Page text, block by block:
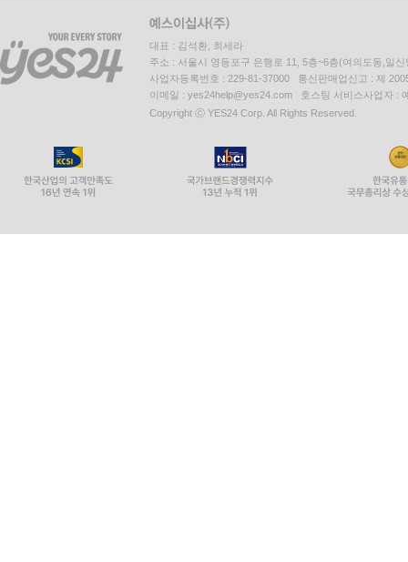
대표 : 김석환, 최세라
주소 : 서울시 영등포구 은행로 11, 5층~6층(여의도동,일신
사업자등록번호 : 229-81-37000 통신판매업신고 : 제
이메일 : yes24help@yes24.com 호스팅 서비스사업자 :
Copyright ⓒ YES24 Corp. All Rights Reserved.